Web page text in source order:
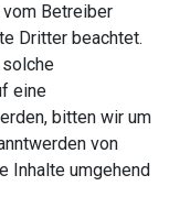
Betreiber
Dritter beachtet.
eine
bitten wir um
von
Inhalte umgehend